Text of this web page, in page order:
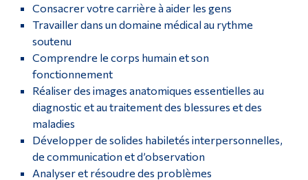
Consacrer votre carrière à aider les gens
Travailler dans un domaine médical au rythme
soutenu
Comprendre le corps humain et son
fonctionnement
Réaliser des images anatomiques essentielles au
diagnostic et au traitement des blessures et des
maladies
Développer de solides habiletés interpersonnelles,
de communication et d’observation
Analyser et résoudre des problèmes